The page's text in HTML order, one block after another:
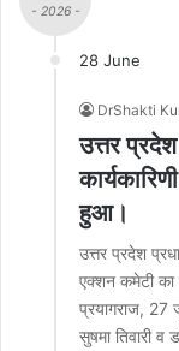
- 2026 -
28 June
DrShakti
उत्तर
हुआ।
उत्तर प्रदेश
एक्शन कमेटी का
प्रयागराज, 27
सुषमा तिवारी